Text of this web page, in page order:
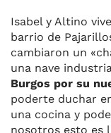
Isabel y Altino
barrio de
cambiaron un
una nave
Burgos por su
poderte duchar
una cocina y
nosotros esto es